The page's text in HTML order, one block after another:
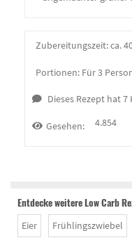
Zubereitungszeit:ca.
Portionen: Für 3
Dieses Rezept hat
Gesehen: 4.854
Entdecke weitere Low Carb
Eier Frühlingszwiebel